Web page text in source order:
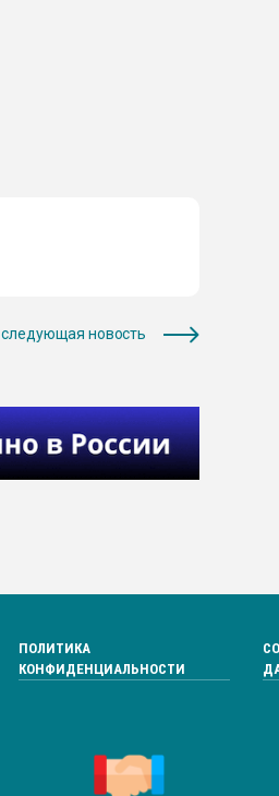
следующая новость
ПОЛИТИКА
КОНФИДЕНЦИАЛЬНОСТИ